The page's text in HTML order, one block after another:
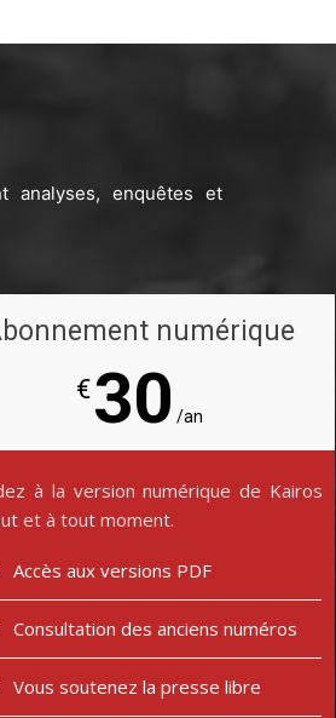
analyses, enquêtes et
numérique
€30 /an
à la version numérique de Kairos
et à tout moment.
Accès aux versions PDF
Consultation des anciens numéros
Vous soutenez la presse libre